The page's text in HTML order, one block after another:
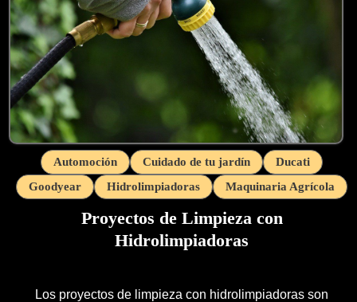
Automoción Cuidado de tu jardín
Ducati
Goodyear
Hidrolimpiadoras Maquinaria Agrícola
Proyectos de Limpieza con
Hidrolimpiadoras
Los proyectos de limpieza con hidrolimpiadoras son